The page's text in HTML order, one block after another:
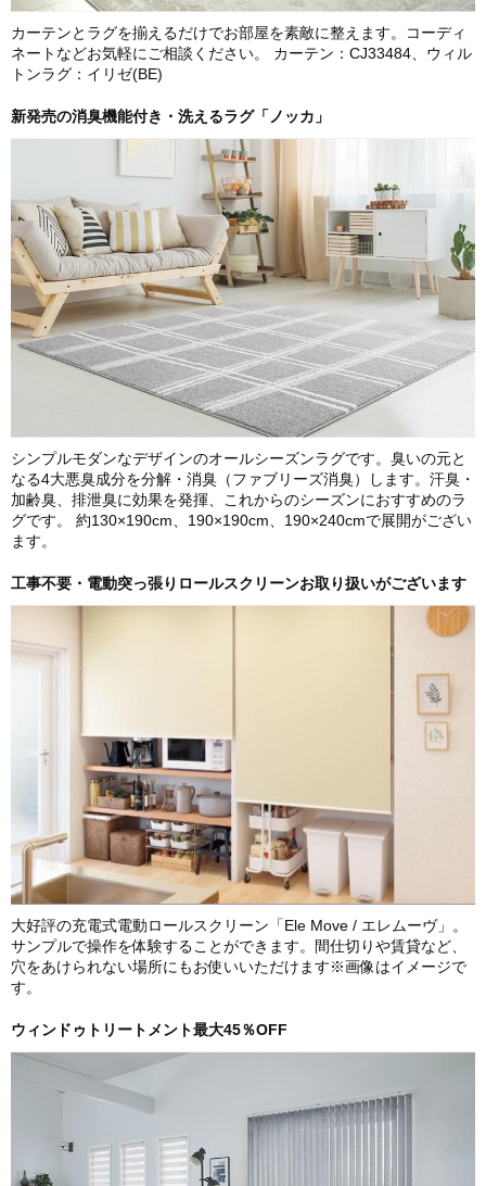
カーテンとラグを揃えるだけでお部屋を素敵に整えます。コーディ
ネートなどお気軽にご相談ください。 カーテン：CJ33484、ウィル
トンラグ：イリゼ(BE)
新発売の消臭機能付き・洗えるラグ「ノッカ」
シンプルモダンなデザインのオールシーズンラグです。臭いの元と
なる4大悪臭成分を分解・消臭（ファブリーズ消臭）します。汗臭・
加齢臭、排泄臭に効果を発揮、これからのシーズンにおすすめのラ
グです。 約130×190cm、190×190cm、190×240cmで展開がござい
ます。
工事不要・電動突っ張りロールスクリーンお取り扱いがございます
大好評の充電式電動ロールスクリーン「Ele Move / エレムーヴ」。
サンプルで操作を体験することができます。間仕切りや賃貸など、
穴をあけられない場所にもお使いいただけます※画像はイメージで
す。
ウィンドゥトリートメント最大45％OFF